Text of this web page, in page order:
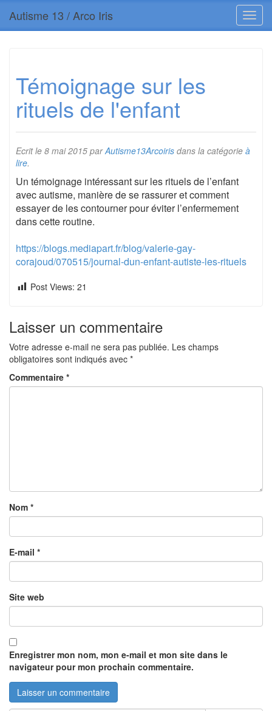
Autisme 13 / Arco Iris
Témoignage sur les
rituels de l'enfant
Ecrit le 8 mai 2015 parAutisme13Arcoiris dans la catégorie à
lire.
Un témoignage intéressant sur les rituels de l’enfant
avec autisme, manière de se rassurer et comment
essayer de les contourner pour éviter l’enfermement
dans cette routine.
https://blogs.mediapart.fr/blog/valerie-gay-
corajoud/070515/journal-dun-enfant-autiste-les-rituels
Post Views: 21
Laisser un commentaire
Votre adresse e-mail ne sera pas publiée. Les champs
obligatoires sont indiqués avec *
Commentaire *
Nom *
E-mail *
Site web
Enregistrer mon nom, mon e-mail et mon site dans le
navigateur pour mon prochain commentaire.